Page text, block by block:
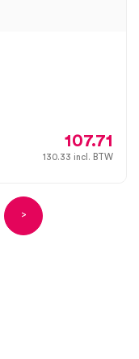
107.71
130.33 incl. BTW
>